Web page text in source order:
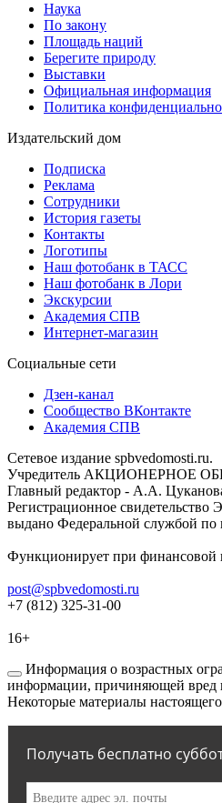
Наука
По закону
Площадь наций
Берегите природу
Выставки
Официальная информация
Политика
Издательский дом
Подписка
Реклама
Сотрудники
История газеты
Контакты
Логотипы
Наш фотобанк в ТАСС
Наш фотобанк в Лори
Экскурсии
Академия СПВ
Интернет-магазин
Социальные сети
Дзен-канал
Сообщество ВКонтакте
Академия СПВ
Сетевое издание spbvedomosti.ru.
Учредитель АКЦИОНЕРНОЕ
Главный редактор - А.А.
Регистрационное
выдано Федеральной службой по
Функционирует при финансовой
post@spbvedomosti.ru
+7 (812) 325-31-00
16+
Информация о возрастных
информации, причиняющей вред
Некоторые материалы
Получать бесплатно